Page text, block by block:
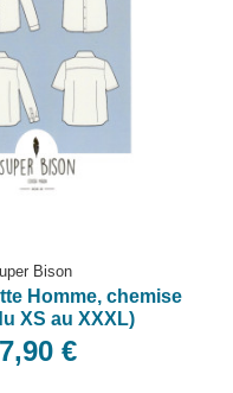
Bison
Homme, chemise
XS au XXXL)
€